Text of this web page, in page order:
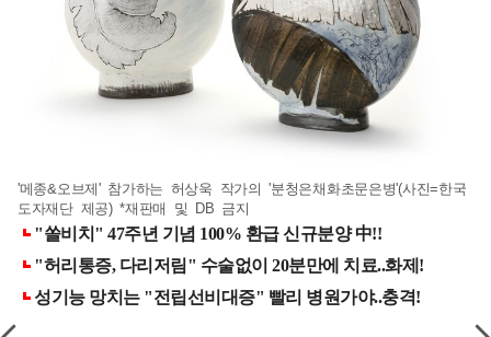
'메종&오브제' 참가하는 허상욱 작가의 '분청은채화초문은병'(사진=한국
도자재단 제공) *재판매 및 DB 금지